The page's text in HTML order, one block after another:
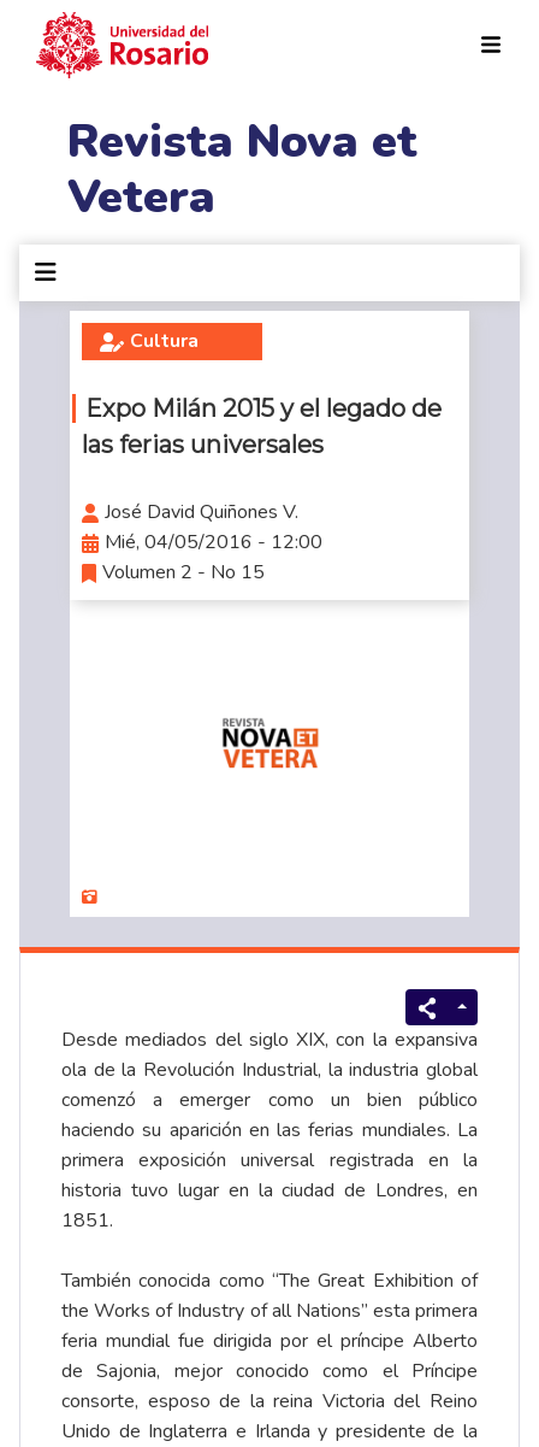
Revista Nova et
Vetera
Cultura
Expo Milán 2015 y el legado de
las ferias universales
José David Quiñones V.
Mié, 04/05/2016 - 12:00
Volumen 2 - No 15
Desde mediados del siglo XIX, con la expansiva
ola de la Revolución Industrial, la industria global
comenzó a emerger como un bien público
haciendo su aparición en las ferias mundiales. La
primera exposición universal registrada en la
historia tuvo lugar en la ciudad de Londres, en
1851.
También conocida como “The Great Exhibition of
the Works of Industry of all Nations” esta primera
feria mundial fue dirigida por el príncipe Alberto
de Sajonia, mejor conocido como el Príncipe
consorte, esposo de la reina Victoria del Reino
Unido de Inglaterra e Irlanda y presidente de la